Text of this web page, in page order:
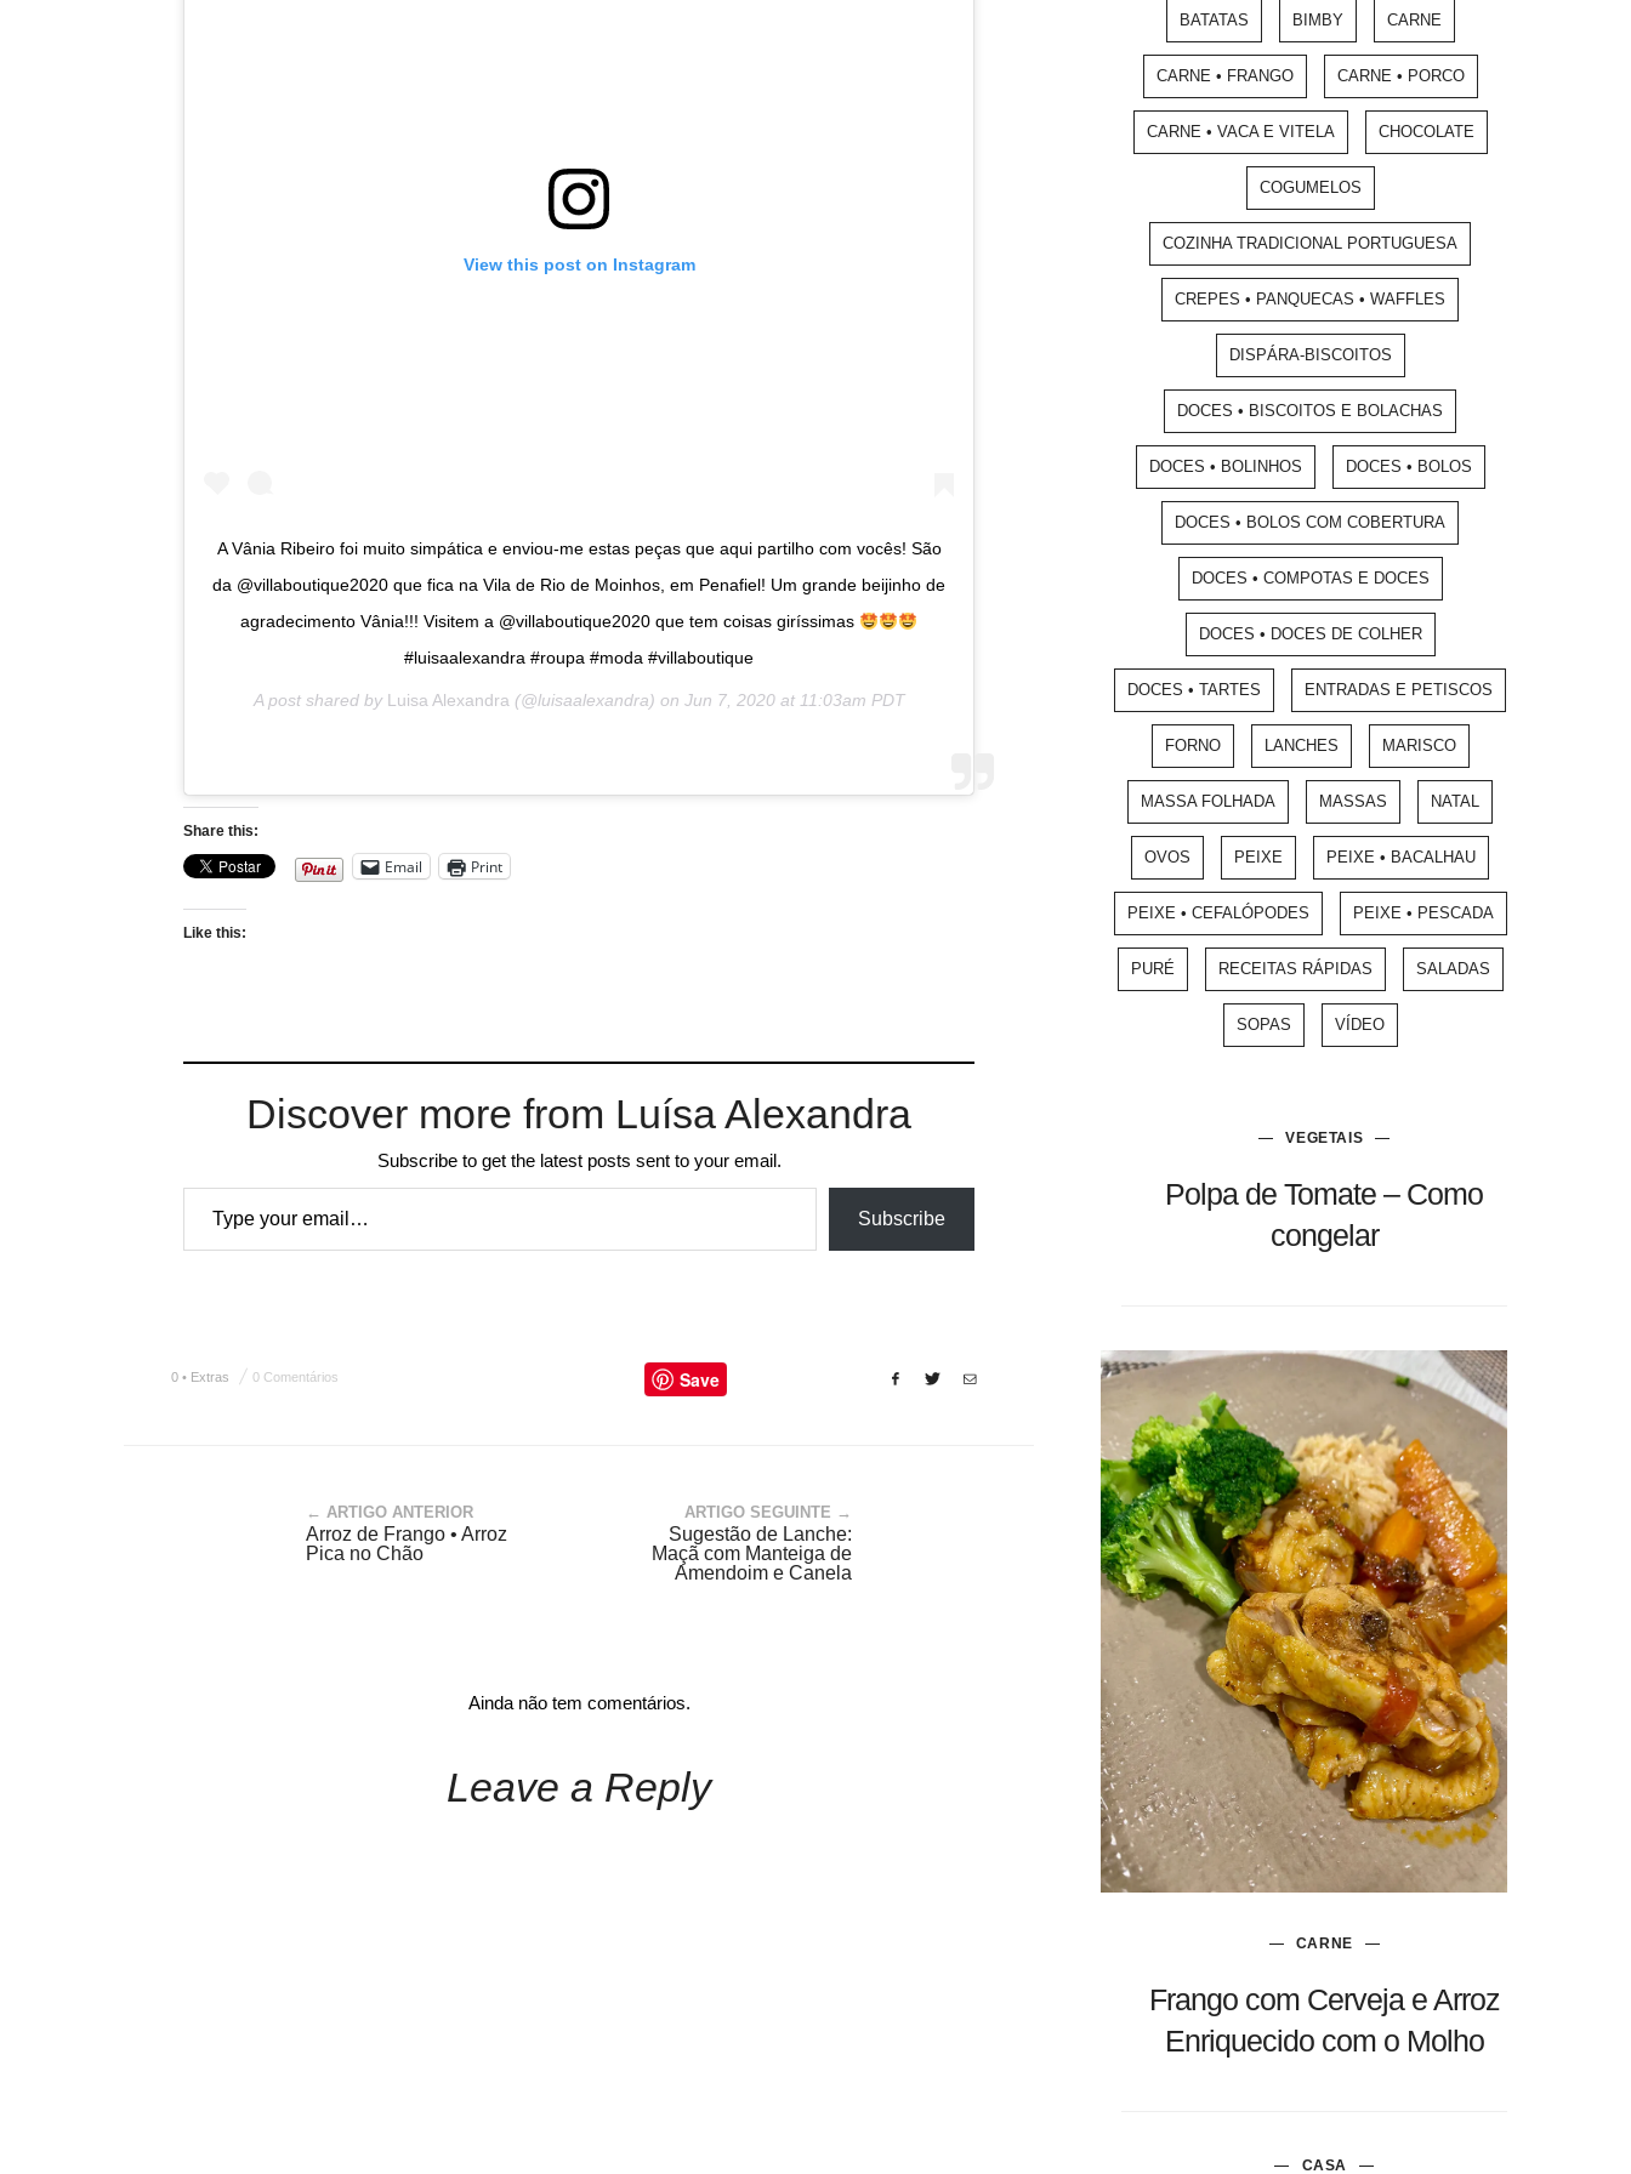
View this post on Instagram
A Vânia Ribeiro foi muito simpática e enviou-me estas peças que aqui partilho com vocês! São
da @villaboutique2020 que fica na Vila de Rio de Moinhos, em Penafiel! Um grande beijinho de
agradecimento Vânia!!! Visitem a @villaboutique2020 que tem coisas giríssimas
#luisaalexandra #roupa #moda #villaboutique
A post shared by Luisa Alexandra (@luisaalexandra) on Jun 7, 2020 at 11:03am PDT
Share this:
Email Print
Like this:
Discover more from Luísa Alexandra
Subscribe to get the latest posts sent to your email.
Type your email…
Subscribe
0 • Extras 0 Comentários Save
← ARTIGO ANTERIOR
Arroz de Frango • Arroz
Pica no Chão
ARTIGO SEGUINTE →
Sugestão de Lanche:
Maçã com Manteiga de
Amendoim e Canela
Ainda não tem comentários.
Leave a Reply
BATATAS BIMBY CARNE
CARNE • FRANGO CARNE • PORCO
CARNE • VACA E VITELA CHOCOLATE
COGUMELOS
COZINHA TRADICIONAL PORTUGUESA
CREPES • PANQUECAS • WAFFLES
DISPÁRA-BISCOITOS
DOCES • BISCOITOS E BOLACHAS
DOCES • BOLINHOS DOCES • BOLOS
DOCES • BOLOS COM COBERTURA
DOCES • COMPOTAS E DOCES
DOCES • DOCES DE COLHER
DOCES • TARTES ENTRADAS E PETISCOS
FORNO LANCHES MARISCO
MASSA FOLHADA MASSAS NATAL
OVOS PEIXE PEIXE • BACALHAU
PEIXE • CEFALÓPODES PEIXE • PESCADA
PURÉ RECEITAS RÁPIDAS SALADAS
SOPAS VÍDEO
VEGETAIS
Polpa de Tomate – Como
congelar
CARNE
Frango com Cerveja e Arroz
Enriquecido com o Molho
CASA